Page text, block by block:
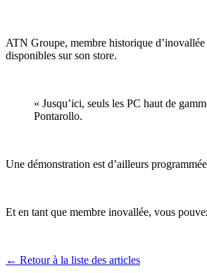
ATN Groupe, membre historique
disponibles sur son store.
« Jusqu’ici, seuls les PC haut de
Pontarollo.
Une démonstration est d’ailleurs
Et en tant que membre inovallée, vous
← Retour à la liste des articles